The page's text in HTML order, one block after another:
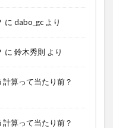
に dabo_gc より
に 鈴木秀則 より
算って当たり前？
算って当たり前？